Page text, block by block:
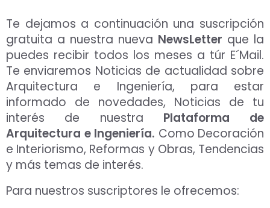
Te dejamos a continuación una suscripción
gratuita a nuestra nueva NewsLetter que la
puedes recibir todos los meses a túr E´Mail.
Te enviaremos Noticias de actualidad sobre
Arquitectura e Ingeniería, para estar
informado de novedades, Noticias de tu
interés de nuestra Plataforma de
Arquitectura e Ingeniería. Como Decoración
e Interiorismo, Reformas y Obras, Tendencias
y más temas de interés.
Para nuestros suscriptores le ofrecemos: